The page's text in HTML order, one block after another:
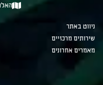
האלה 26, בית
ניווט באתר
שירותים מרכזיים
מאמרים אחרונים